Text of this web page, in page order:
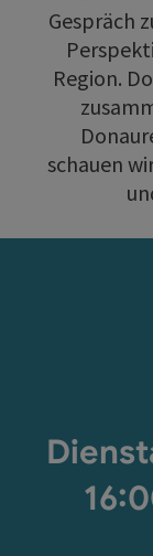
Gespräch
Region.
schauen